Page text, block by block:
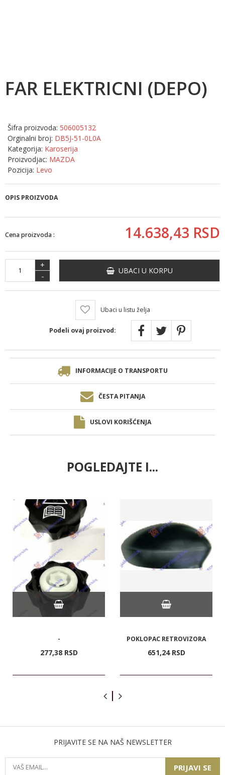
FAR ELEKTRICNI (DEPO)
Šifra proizvoda: 506005132
Orginalni broj: DB5J-51-0L0A
Kategorija: Karoserija
Proizvodjac: MAZDA
Pozicija: Levo
OPIS PROIZVODA
Cena proizvoda : 14.638,43 RSD
+
-
UBACI U KORPU
Ubaci u listu želja
Podeli ovaj proizvod:
INFORMACIJE O TRANSPORTU
ČESTA PITANJA
USLOVI KORIŠĆENJA
POGLEDAJTE I...
-
277,38 RSD
POKLOPAC RETROVIZORA
651,24 RSD
PRIJAVITE SE NA NAŠ NEWSLETTER
PRIJAVI SE